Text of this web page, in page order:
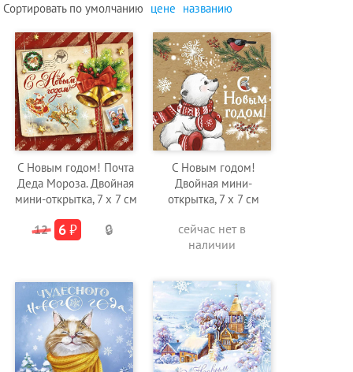
Сортировать поумолчанию цене названию
C Новым годом! Почта
Деда Мороза. Двойная
мини-открытка, 7 х 7 см
12 6₽ 🔒
C Новым годом!
Двойная мини-
открытка, 7 х 7 см
сейчас нет в
наличии